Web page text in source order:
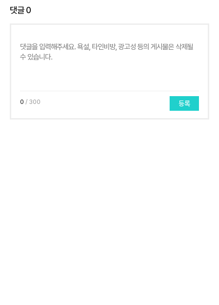
댓글0
0 / 300 등록